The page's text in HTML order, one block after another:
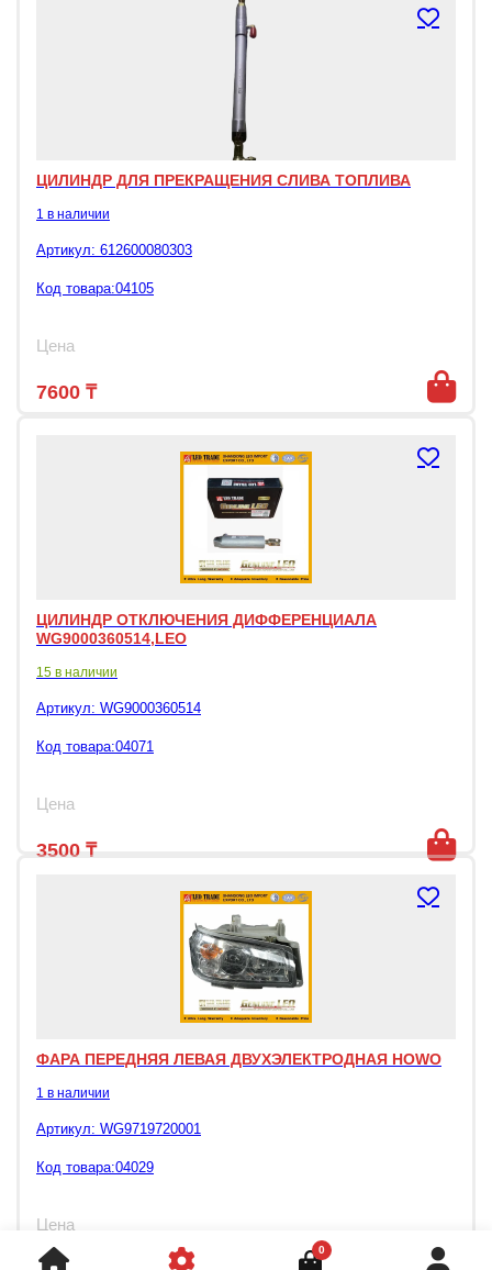
ЦИЛИНДР ДЛЯ ПРЕКРАЩЕНИЯ СЛИВА ТОПЛИВА
1 в наличии
Артикул: 612600080303
Код товара:04105
Цена
7600 ₸
ЦИЛИНДР ОТКЛЮЧЕНИЯ ДИФФЕРЕНЦИАЛА
WG9000360514,LEO
15 в наличии
Артикул: WG9000360514
Код товара:04071
Цена
3500 ₸
ФАРА ПЕРЕДНЯЯ ЛЕВАЯ ДВУХЭЛЕКТРОДНАЯ HOWO
1 в наличии
Артикул: WG9719720001
Код товара:04029
Цена
0